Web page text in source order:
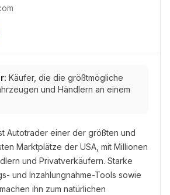
Käufer, die die größtmögliche
und Händlern an einem
Autotrader einer der größten und
Marktplätze der USA, mit Millionen
und Privatverkäufern. Starke
und Inzahlungnahme-Tools sowie
ihn zum natürlichen